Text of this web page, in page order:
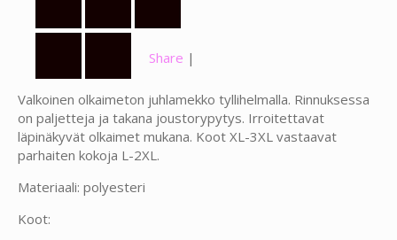
Share |
Valkoinen olkaimeton juhlamekko tyllihelmalla. Rinnuksessa
on paljetteja ja takana joustorypytys. Irroitettavat
läpinäkyvät olkaimet mukana. Koot XL-3XL vastaavat
parhaiten kokoja L-2XL.
Materiaali: polyesteri
Koot: